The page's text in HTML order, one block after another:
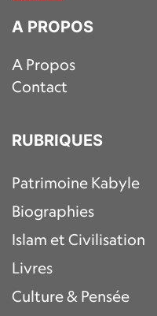
A PROPOS
A Propos
Contact
RUBRIQUES
Patrimoine Kabyle
Biographies
Islam et Civilisation
Livres
Culture & Pensée